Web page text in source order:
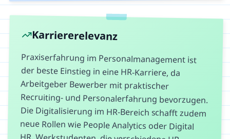
Karriererelevanz
Praxiserfahrung im Personalmanagement ist
der beste Einstieg in eine HR-Karriere, da
Arbeitgeber Bewerber mit praktischer
Recruiting- und Personalerfahrung bevorzugen.
Die Digitalisierung im HR-Bereich schafft zudem
neue Rollen wie People Analytics oder Digital
HR. Werkstudenten, die verschiedene HR-
Bereiche kennenlernen, können sich später